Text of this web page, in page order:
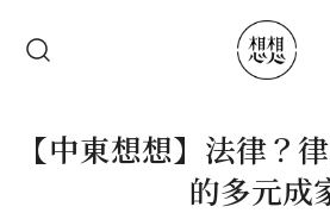
【中東想想】法律？
的多元成